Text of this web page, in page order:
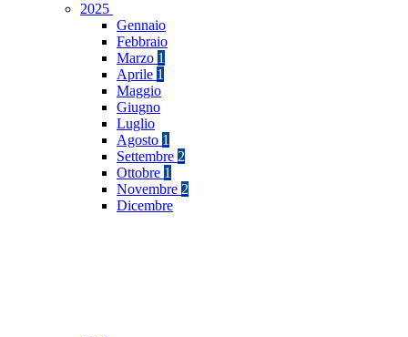
2025
Gennaio
Febbraio
Marzo 1
Aprile 1
Maggio
Giugno
Luglio
Agosto 1
Settembre 2
Ottobre 1
Novembre 2
Dicembre